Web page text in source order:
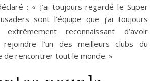
: « J’ai toujours regardé le Super
sont l’équipe que j’ai toujours
reconnaissant d’avoir
rejoindre l’un des meilleurs clubs du
de rencontrer tout le monde. »